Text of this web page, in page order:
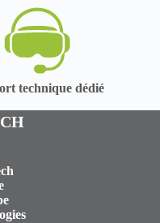
technique dédié